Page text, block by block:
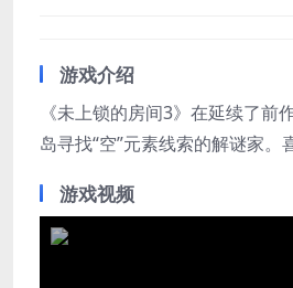
游戏介绍
《未上锁的房间3》在延续了
岛寻找“空”元素线索的解谜家
游戏视频